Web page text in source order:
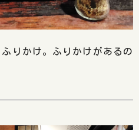
りかけ。ふりかけがあるの